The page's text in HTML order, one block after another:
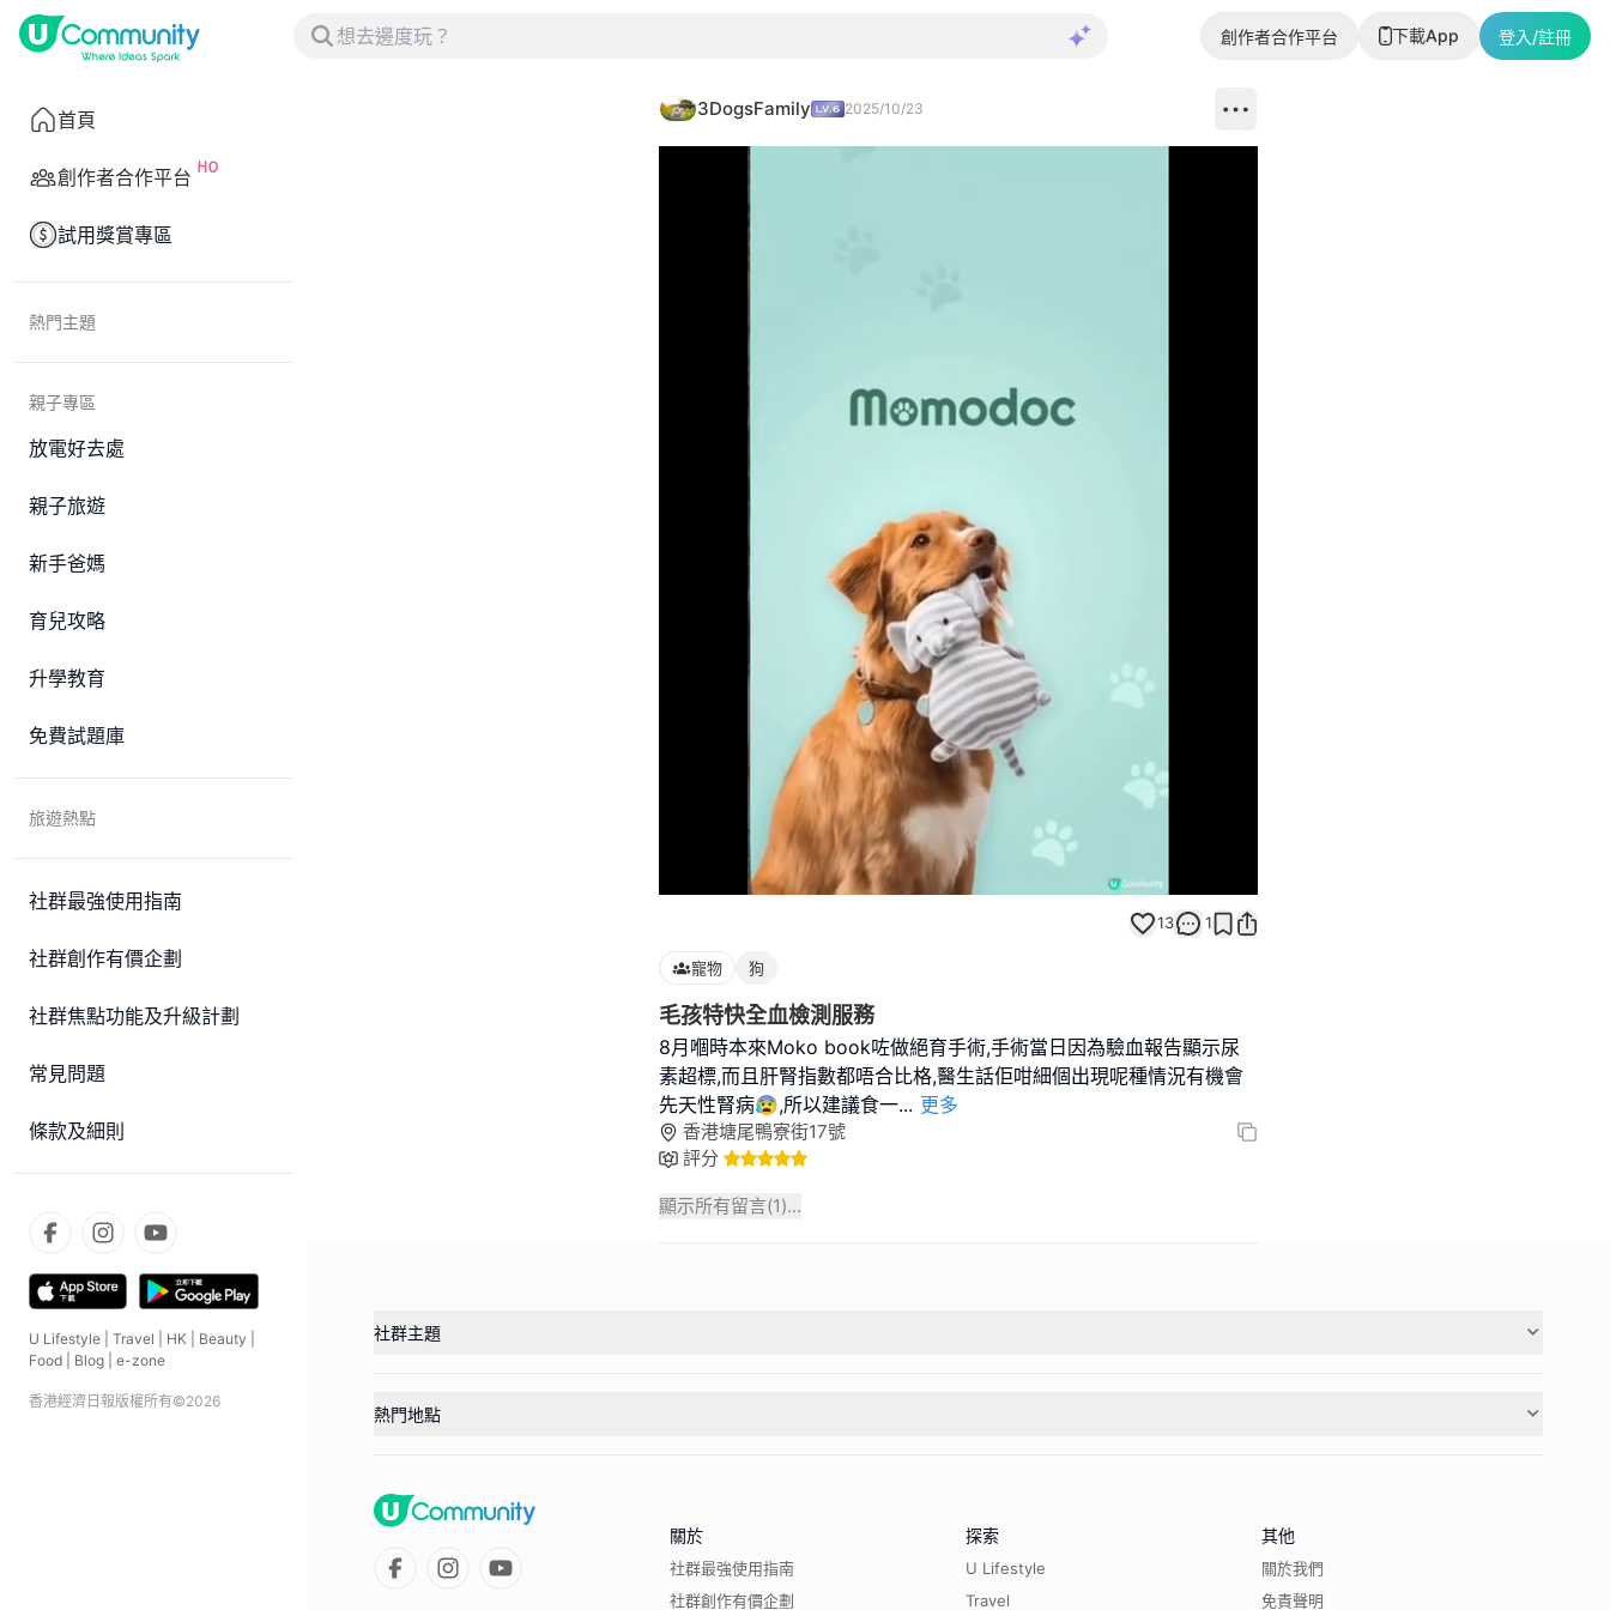
創作者合作平台 下載App 登入/註冊
首頁
創作者合作平台
試用獎賞專區
熱門主題
親子專區
放電好去處
親子旅遊
新手爸媽
育兒攻略
升學教育
免費試題庫
旅遊熱點
社群最強使用指南
社群創作有價企劃
社群焦點功能及升級計劃
常見問題
條款及細則
U Lifestyle Travel HK Beauty
Food
Blog e-zone
香港經濟日報版權所有©2026
3DogsFamily 2025/10/23
Loaded
100.00%
13 1
寵物 狗
毛孩特快全血檢測服務
8月嗰時本來Moko book咗做絕育手術,手術當日因為驗血報告顯示尿
素超標,而且肝腎指數都唔合比格,醫生話佢咁細個出現呢種情況有機會
先天性腎病😰,所以建議食一... 更多
香港塘尾鴨寮街17號
評分
顯示所有留言(1)...
社群主題
熱門地點
關於
社群最強使用指南
社群創作有價企劃
探索
U Lifestyle
Travel
其他
關於我們
免責聲明